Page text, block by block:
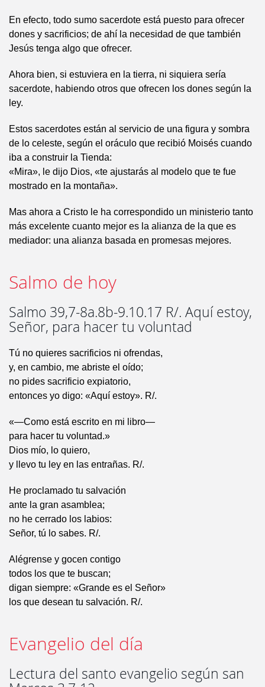
En efecto, todo sumo sacerdote está puesto para ofrecer
dones y sacrificios; de ahí la necesidad de que también
Jesús tenga algo que ofrecer.
Ahora bien, si estuviera en la tierra, ni siquiera sería
sacerdote, habiendo otros que ofrecen los dones según la
ley.
Estos sacerdotes están al servicio de una figura y sombra
de lo celeste, según el oráculo que recibió Moisés cuando
iba a construir la Tienda:
«Mira», le dijo Dios, «te ajustarás al modelo que te fue
mostrado en la montaña».
Mas ahora a Cristo le ha correspondido un ministerio tanto
más excelente cuanto mejor es la alianza de la que es
mediador: una alianza basada en promesas mejores.
Salmo de hoy
Salmo 39,7-8a.8b-9.10.17 R/. Aquí estoy,
Señor, para hacer tu voluntad
Tú no quieres sacrificios ni ofrendas,
y, en cambio, me abriste el oído;
no pides sacrificio expiatorio,
entonces yo digo: «Aquí estoy». R/.
«—Como está escrito en mi libro—
para hacer tu voluntad.»
Dios mío, lo quiero,
y llevo tu ley en las entrañas. R/.
He proclamado tu salvación
ante la gran asamblea;
no he cerrado los labios:
Señor, tú lo sabes. R/.
Alégrense y gocen contigo
todos los que te buscan;
digan siempre: «Grande es el Señor»
los que desean tu salvación. R/.
Evangelio del día
Lectura del santo evangelio según san